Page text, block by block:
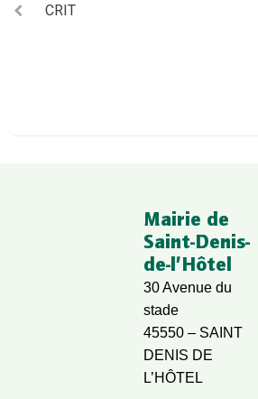
CRIT
Mairie de
Saint-Denis-
de-l’Hôtel
30 Avenue du
stade
45550 – SAINT
DENIS DE
L’HÔTEL